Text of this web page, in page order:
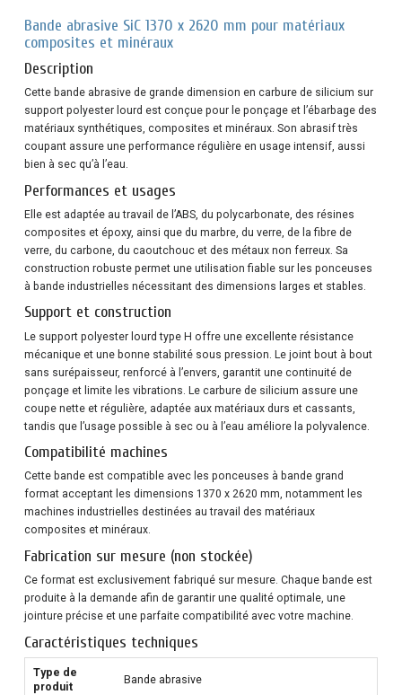
Bande abrasive SiC 1370 x 2620 mm pour matériaux
composites et minéraux
Description
Cette bande abrasive de grande dimension en carbure de silicium sur
support polyester lourd est conçue pour le ponçage et l’ébarbage des
matériaux synthétiques, composites et minéraux. Son abrasif très
coupant assure une performance régulière en usage intensif, aussi
bien à sec qu’à l’eau.
Performances et usages
Elle est adaptée au travail de l’ABS, du polycarbonate, des résines
composites et époxy, ainsi que du marbre, du verre, de la fibre de
verre, du carbone, du caoutchouc et des métaux non ferreux. Sa
construction robuste permet une utilisation fiable sur les ponceuses
à bande industrielles nécessitant des dimensions larges et stables.
Support et construction
Le support polyester lourd type H offre une excellente résistance
mécanique et une bonne stabilité sous pression. Le joint bout à bout
sans surépaisseur, renforcé à l’envers, garantit une continuité de
ponçage et limite les vibrations. Le carbure de silicium assure une
coupe nette et régulière, adaptée aux matériaux durs et cassants,
tandis que l’usage possible à sec ou à l’eau améliore la polyvalence.
Compatibilité machines
Cette bande est compatible avec les ponceuses à bande grand
format acceptant les dimensions 1370 x 2620 mm, notamment les
machines industrielles destinées au travail des matériaux
composites et minéraux.
Fabrication sur mesure (non stockée)
Ce format est exclusivement fabriqué sur mesure. Chaque bande est
produite à la demande afin de garantir une qualité optimale, une
jointure précise et une parfaite compatibilité avec votre machine.
Caractéristiques techniques
Type de
produit
Bande abrasive